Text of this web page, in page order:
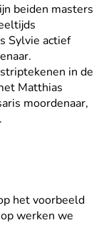
beiden masters
Sylvie actief
in de
Matthias
moordenaar,
het voorbeeld
werken we